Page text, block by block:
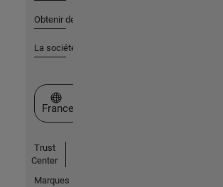
Obtenir de l'aide
La société
Sélectionner un site web
France
Trust
Center
Marques